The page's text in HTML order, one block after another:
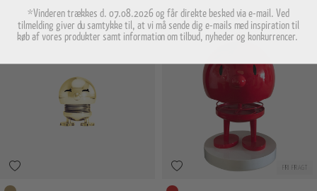
FRI FRAGT
*Vinderen trækkes d. 07.08.2026 og får direkte besked via e-mail. Ved
tilmelding giver du samtykke til, at vi må sende dig e-mails med inspiration til
køb af vores produkter samt information om tilbud, nyheder og konkurrencer.